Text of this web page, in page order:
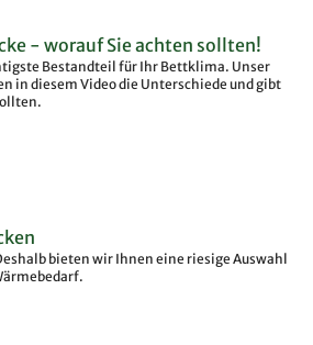
- worauf Sie achten sollten!
Bestandteil für Ihr Bettklima. Unser
in diesem Video die Unterschiede und gibt
bieten wir Ihnen eine riesige Auswahl